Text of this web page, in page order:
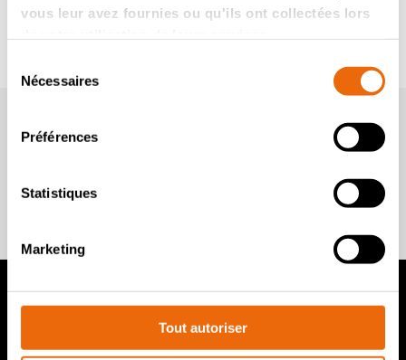
vous leur avez fournies ou qu'ils ont collectées lors
duNécessaires
Préférences
Statistiques
Marketing
Tout autoriser
Newsletter Tana